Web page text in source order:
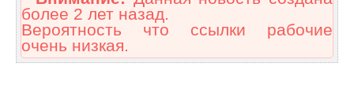
более 2 лет назад.
Вероятность что ссылки рабочие
очень низкая.